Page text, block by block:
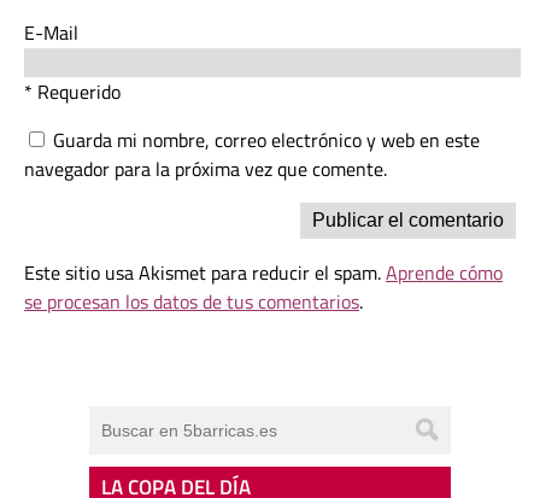
E-Mail
* Requerido
Guarda mi nombre, correo electrónico y web en este
navegador para la próxima vez que comente.
Este sitio usa Akismet para reducir el spam.Aprende cómo
se procesan los datos de tus comentarios.
LA COPA DEL DÍA